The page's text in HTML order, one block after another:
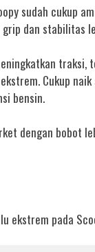
sudah cukup
dan stabilitas
Cukup
bensin.
dengan bobot
ekstrem pada